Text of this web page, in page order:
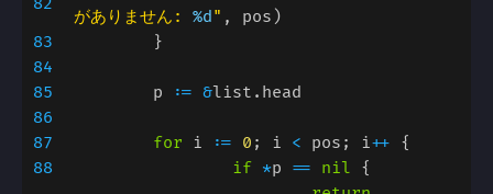
がありません: %d"
83
84
85
	p
:= &
86
87
for i := 0 ; i < pos; i++
88
if *p == nil